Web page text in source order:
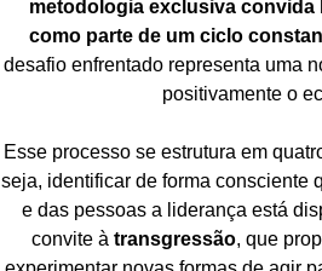
metodologia exclusiva convida
como parte de um ciclo
desafio enfrentado representa uma
positivamente o
Esse processo se estrutura em
seja, identificar de forma consciente
e das pessoas a liderança está
convite à transgressão, que